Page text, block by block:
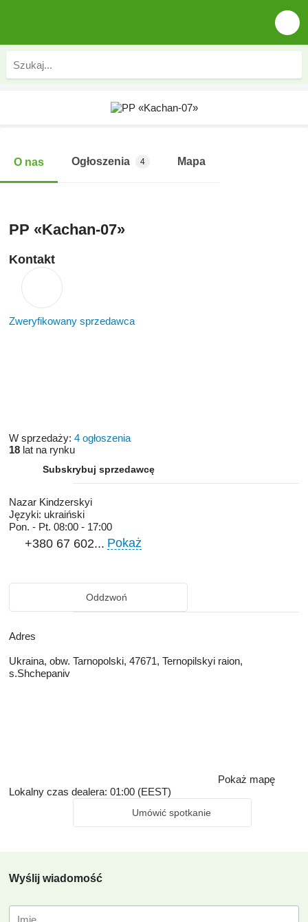
O nas Ogłoszenia 4 Mapa
PP «Kachan-07»
Kontakt
Zweryfikowany sprzedawca
W sprzedaży: 4 ogłoszenia
18 lat na rynku
Subskrybuj sprzedawcę
Nazar Kindzerskyi
Języki: ukraiński
Pon. - Pt. 08:00 - 17:00
+380 67 602... Pokaż
Oddzwoń
Adres
Ukraina, obw. Tarnopolski, 47671, Ternopilskyi raion,
s.Shchepaniv
Pokaż mapę
Lokalny czas dealera: 01:00 (EEST)
Umówić spotkanie
Wyślij wiadomość